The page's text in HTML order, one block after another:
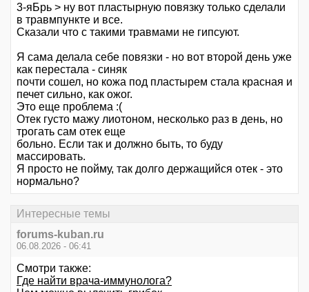
3-яБрь > ну вот пластырную повязку только сделали
в травмпункте и все.
Сказали что с такими травмами не гипсуют.
Я сама делала себе повязки - но вот второй день уже
как перестала - синяк
почти сошел, но кожа под пластырем стала красная и
печет сильно, как ожог.
Это еще проблема :(
Отек густо мажу лиотоном, несколько раз в день, но
трогать сам отек еще
больно. Если так и должно быть, то буду
массировать.
Я просто не пойму, так долго держащийся отек - это
нормально?
Интересные темы
forums-kuban.ru
06.08.2026 - 06:41
Смотри также:
Где найти врача-иммунолога?